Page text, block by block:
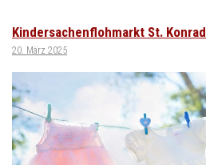
Kindersachenflohmarkt St. Konrad
20. März 2025